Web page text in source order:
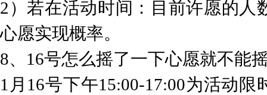
2）若在活动时间：目前许愿的
心愿实现概率。
8、16号怎么摇了一下心愿就不能
1月16号下午15:00-17:00为活动